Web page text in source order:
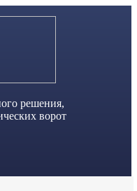
решения,
ворот